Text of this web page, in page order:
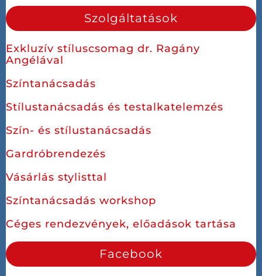
Szolgáltatások
Exkluzív stíluscsomag dr. Ragány
Angélával
Színtanácsadás
Stílustanácsadás és testalkatelemzés
Szín- és stílustanácsadás
Gardróbrendezés
Vásárlás stylisttal
Színtanácsadás workshop
Céges rendezvények, előadások tartása
Facebook